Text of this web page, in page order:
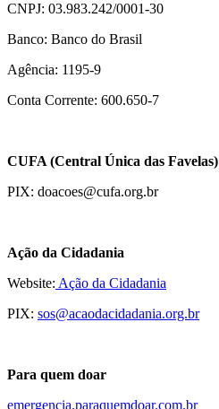
CNPJ: 03.983.242/0001-30
Banco: Banco do Brasil
Agência: 1195-9
Conta Corrente: 600.650-7
CUFA (Central Única das Favelas)
PIX: doacoes@cufa.org.br
Ação da Cidadania
Website: Ação da Cidadania
PIX: sos@acaodacidadania.org.br
Para quem doar
emergencia.paraquemdoar.com.br